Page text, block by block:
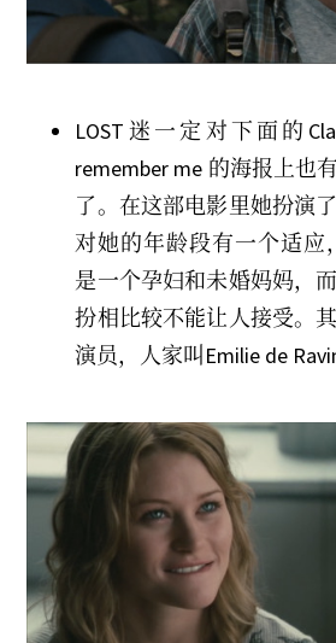
LOST迷一定对下面的
remember me 的海报上也
了。在这部电影里她扮演
对她的年龄段有一个适应
是一个孕妇和未婚妈妈，
扮相比较不能让人接受。
演员，人家叫Emilie de